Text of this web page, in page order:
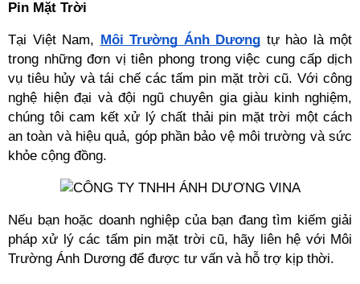
Pin Mặt Trời
Tại Việt Nam, Môi Trường Ánh Dương tự hào là một
trong những đơn vị tiên phong trong việc cung cấp dịch
vụ tiêu hủy và tái chế các tấm pin mặt trời cũ. Với công
nghệ hiện đại và đội ngũ chuyên gia giàu kinh nghiệm,
chúng tôi cam kết xử lý chất thải pin mặt trời một cách
an toàn và hiệu quả, góp phần bảo vệ môi trường và sức
khỏe cộng đồng.
Nếu bạn hoặc doanh nghiệp của bạn đang tìm kiếm giải
pháp xử lý các tấm pin mặt trời cũ, hãy liên hệ với Môi
Trường Ánh Dương để được tư vấn và hỗ trợ kịp thời.